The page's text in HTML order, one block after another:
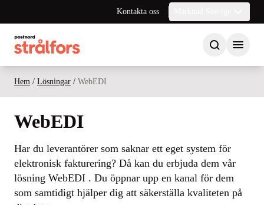
Kontakta oss
Hem / Lösningar / WebEDI
WebEDI
Har du leverantörer som saknar ett eget system för
elektronisk fakturering? Då kan du erbjuda dem vår
lösning WebEDI . Du öppnar upp en kanal för dem
som samtidigt hjälper dig att säkerställa kvaliteten på